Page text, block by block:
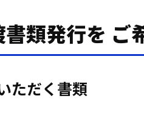
類発行を ご
ただく書類